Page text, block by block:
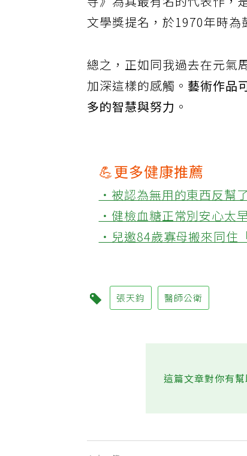
寺》為其最有名的代表作
文學獎提名，於1970年時為
總之，正如同我過去在元氣
加深這樣的感觸。藝術作品
多的智慧與努力
💪更多健康推薦
‧被認為無用的東西反幫
‧健檢血糖正常別安心太
‧兒邀84歲寡母搬來同住
張天鈞 醫師公衛